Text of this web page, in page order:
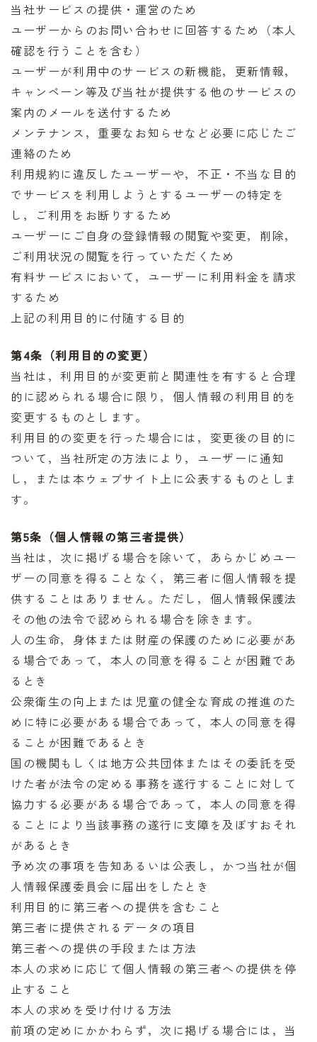
当社サービスの提供・運営のため
ユーザーからのお問い合わせに回答するため（本人
確認を行うことを含む）
ユーザーが利用中のサービスの新機能，更新情報，
キャンペーン等及び当社が提供する他のサービスの
案内のメールを送付するため
メンテナンス，重要なお知らせなど必要に応じたご
連絡のため
利用規約に違反したユーザーや，不正・不当な目的
でサービスを利用しようとするユーザーの特定を
し，ご利用をお断りするため
ユーザーにご自身の登録情報の閲覧や変更，削除，
ご利用状況の閲覧を行っていただくため
有料サービスにおいて，ユーザーに利用料金を請求
するため
上記の利用目的に付随する目的
第4条（利用目的の変更）
当社は，利用目的が変更前と関連性を有すると合理
的に認められる場合に限り，個人情報の利用目的を
変更するものとします。
利用目的の変更を行った場合には，変更後の目的に
ついて，当社所定の方法により，ユーザーに通知
し，または本ウェブサイト上に公表するものとしま
す。
第5条（個人情報の第三者提供）
当社は，次に掲げる場合を除いて，あらかじめユー
ザーの同意を得ることなく，第三者に個人情報を提
供することはありません。ただし，個人情報保護法
その他の法令で認められる場合を除きます。
人の生命，身体または財産の保護のために必要があ
る場合であって，本人の同意を得ることが困難であ
るとき
公衆衛生の向上または児童の健全な育成の推進のた
めに特に必要がある場合であって，本人の同意を得
ることが困難であるとき
国の機関もしくは地方公共団体またはその委託を受
けた者が法令の定める事務を遂行することに対して
協力する必要がある場合であって，本人の同意を得
ることにより当該事務の遂行に支障を及ぼすおそれ
があるとき
予め次の事項を告知あるいは公表し，かつ当社が個
人情報保護委員会に届出をしたとき
利用目的に第三者への提供を含むこと
第三者に提供されるデータの項目
第三者への提供の手段または方法
本人の求めに応じて個人情報の第三者への提供を停
止すること
本人の求めを受け付ける方法
前項の定めにかかわらず，次に掲げる場合には，当